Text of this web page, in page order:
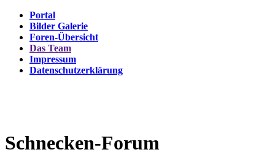
Portal
Bilder Galerie
Foren-Übersicht
Das Team
Impressum
Datenschutzerklärung
Schnecken-Forum